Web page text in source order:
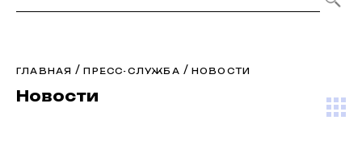
ГЛАВНАЯ /ПРЕСС-СЛУЖБА / НОВОСТИ
Новости